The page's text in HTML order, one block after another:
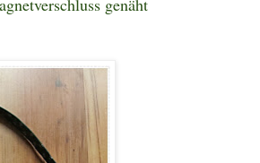
genäht